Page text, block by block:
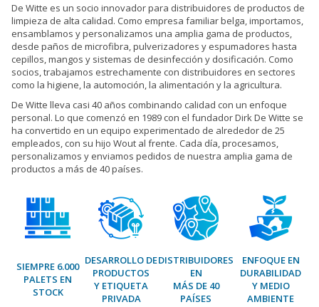
De Witte es un socio innovador para distribuidores de productos de
limpieza de alta calidad. Como empresa familiar belga, importamos,
ensamblamos y personalizamos una amplia gama de productos,
desde paños de microfibra, pulverizadores y espumadores hasta
cepillos, mangos y sistemas de desinfección y dosificación. Como
socios, trabajamos estrechamente con distribuidores en sectores
como la higiene, la automoción, la alimentación y la agricultura.
De Witte lleva casi 40 años combinando calidad con un enfoque
personal. Lo que comenzó en 1989 con el fundador Dirk De Witte se
ha convertido en un equipo experimentado de alrededor de 25
empleados, con su hijo Wout al frente. Cada día, procesamos,
personalizamos y enviamos pedidos de nuestra amplia gama de
productos a más de 40 países.
SIEMPRE 6.000
PALETS EN
STOCK
DESARROLLO DE
PRODUCTOS
Y ETIQUETA
PRIVADA
DISTRIBUIDORES
EN
MÁS DE 40
PAÍSES
ENFOQUE EN
DURABILIDAD
Y MEDIO
AMBIENTE